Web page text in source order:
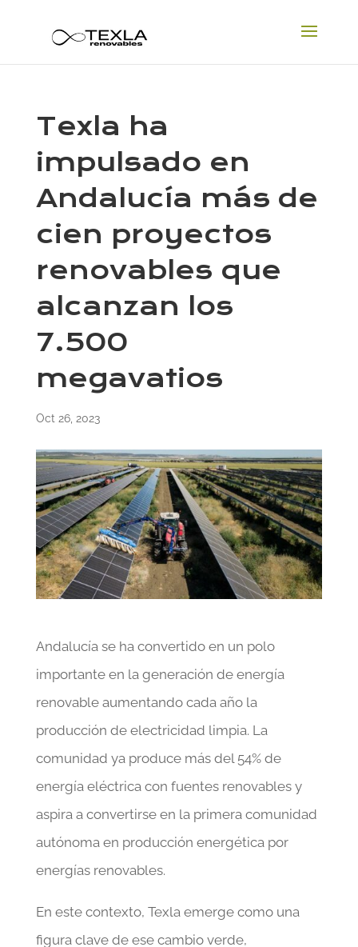
Texla ha
impulsado en
Andalucía más de
cien proyectos
renovables que
alcanzan los
7.500
megavatios
Oct 26, 2023
Andalucía se ha convertido en un polo
importante en la generación de energía
renovable aumentando cada año la
producción de electricidad limpia. La
comunidad ya produce más del 54% de
energía eléctrica con fuentes renovables y
aspira a convertirse en la primera comunidad
autónoma en producción energética por
energías renovables.
En este contexto, Texla emerge como una
figura clave de ese cambio verde,